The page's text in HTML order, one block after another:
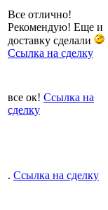
Все отлично!
Рекомендую! Еще и
доставку сделали
Ссылка на сделку
все ок! Ссылка на
сделку
. Ссылка на сделку